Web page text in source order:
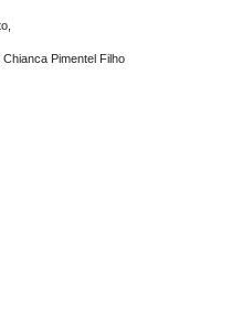
Chianca Pimentel Filho